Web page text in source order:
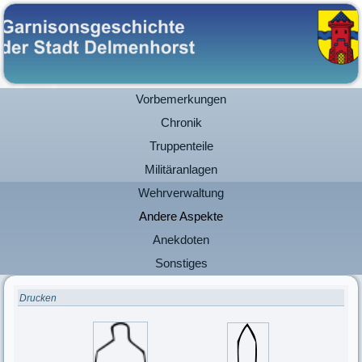
Vorbemerkungen
Chronik
Truppenteile
Militäranlagen
Wehrverwaltung
Andere Aspekte
Anekdoten
Sonstiges
Drucken